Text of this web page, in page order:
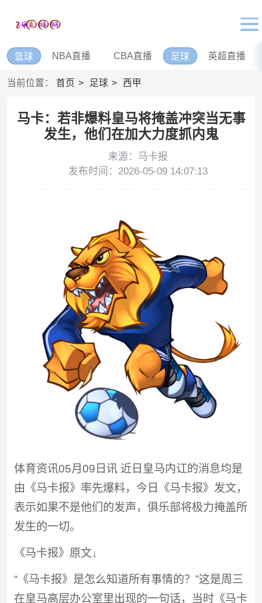
篮球 NBA直播 CBA直播 足球 英超直播
当前位置： 首页 足球 西甲
马卡：若非爆料皇马将掩盖冲突当无事
发生，他们在加大力度抓内鬼
来源：马卡报
发布时间：2026-05-09 14:07:13
体育资讯05月09日讯 近日皇马内讧的消息均是
由《马卡报》率先爆料，今日《马卡报》发文，
表示如果不是他们的发声，俱乐部将极力掩盖所
发生的一切。
《马卡报》原文↓
“《马卡报》是怎么知道所有事情的？”这是周三
在皇马高层办公室里出现的一句话，当时《马卡